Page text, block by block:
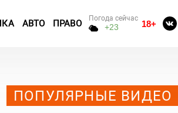
АВТО ПРАВО Погода сейчас
+23 18+
ПОПУЛЯРНЫЕ ВИДЕО